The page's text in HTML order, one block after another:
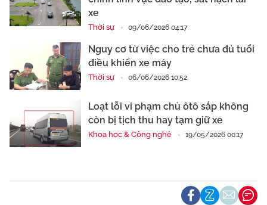
xe
Thời sự 09/06/2026 04:17
Nguy cơ từ việc cho trẻ chưa đủ tuổi
điều khiển xe máy
Thời sự 06/06/2026 10:52
Loạt lỗi vi phạm chủ ôtô sắp không
còn bị tịch thu hay tạm giữ xe
Khoa học & Công nghệ 19/05/2026 00:17